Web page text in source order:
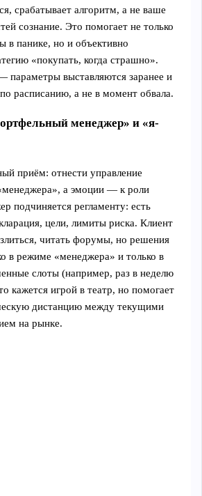
срабатывает алгоритм, а не ваше
сознание. Это помогает не только
в панике, но и объективно
«покупать, когда страшно».
выставляются заранее и
расписанию, а не в момент обвала.
менеджер» и «я-
приём: отнести управление
а эмоции — к роли
подчиняется регламенту: есть
цели, лимиты риска. Клиент
читать форумы, но решения
в режиме «менеджера» и только в
слоты (например, раз в неделю
кажется игрой в театр, но помогает
дистанцию между текущими
на рынке.